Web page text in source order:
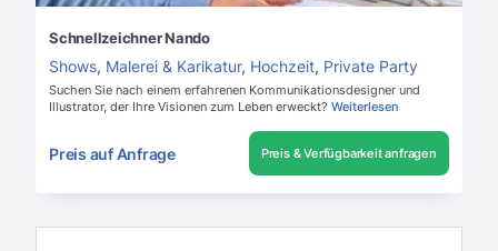
Schnellzeichner Nando
Shows, Malerei & Karikatur, Hochzeit, Private Party
Suchen Sie nach einem erfahrenen Kommunikationsdesigner und
Illustrator, der Ihre Visionen zum Leben erweckt? Weiterlesen
Preis auf Anfrage Preis & Verfügbarkeit anfragen